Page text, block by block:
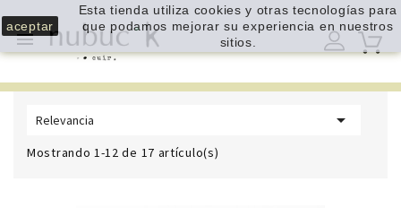

Relevancia 
Mostrando 1-12 de 17 artículo(s)
aceptar
Esta tienda utiliza cookies y otras tecnologías para
que podamos mejorar su experiencia en nuestros
sitios.